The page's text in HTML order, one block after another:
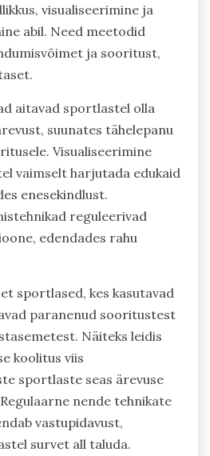
visualiseerimine ja
abil. Need meetodid
ja sooritust,
aitavad sportlastel olla
suunates tähelepanu
Visualiseerimine
vaimselt harjutada edukaid
enesekindlust.
reguleerivad
edendades rahu
sportlased, kes kasutavad
paranenud sooritustest
Näiteks leidis
koolitus viis
sportlaste seas ärevuse
nende tehnikate
vastupidavust,
survet all taluda.